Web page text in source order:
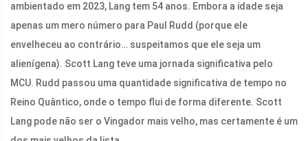
ambientado em 2023, Lang tem 54 anos. Embora a idade seja
apenas um mero número para Paul Rudd (porque ele
envelheceu ao contrário… suspeitamos que ele seja um
alienígena). Scott Lang teve uma jornada significativa pelo
MCU. Rudd passou uma quantidade significativa de tempo no
Reino Quântico, onde o tempo flui de forma diferente. Scott
Lang pode não ser o Vingador mais velho, mas certamente é um